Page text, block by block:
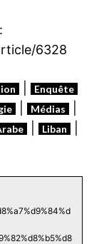
6328
Enquête
Médias
Liban